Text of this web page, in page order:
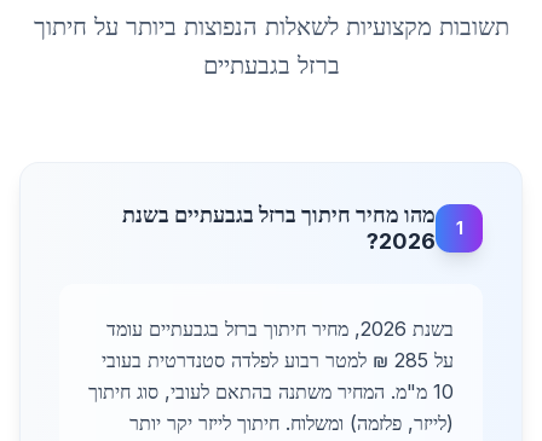
תשובות מקצועיות לשאלות הנפוצות ביותר על חיתוך
ברזל בגבעתיים
1
מהו מחיר חיתוך ברזל בגבעתיים בשנת
2026?
בשנת 2026, מחיר חיתוך ברזל בגבעתיים עומד
על 285 ₪ למטר רבוע לפלדה סטנדרטית בעובי
10 מ"מ. המחיר משתנה בהתאם לעובי, סוג חיתוך
(לייזר, פלזמה) ומשלוח. חיתוך לייזר יקר יותר